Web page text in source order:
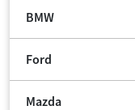
BMW
Ford
Mazda